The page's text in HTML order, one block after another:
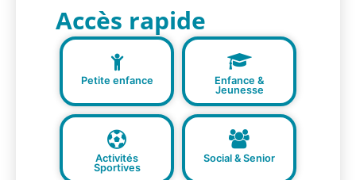
Accès rapide
Petite enfance
Enfance &
Jeunesse
Activités
Sportives
Social & Senior